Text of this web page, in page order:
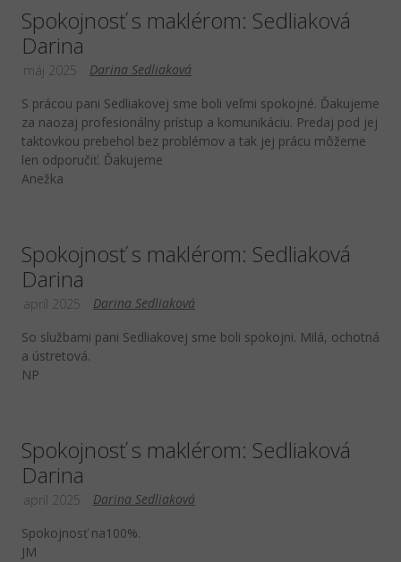
Spokojnosť s maklérom: Sedliaková
Darina
Darina Sedliaková
máj 2025
S prácou pani Sedliakovej sme boli veľmi spokojné. Ďakujeme
za naozaj profesionálny prístup a komunikáciu. Predaj pod jej
taktovkou prebehol bez problémov a tak jej prácu môžeme
len odporučiť. Ďakujeme
Anežka
Spokojnosť s maklérom: Sedliaková
Darina
Darina Sedliaková
apríl 2025
So službami pani Sedliakovej sme boli spokojni. Milá, ochotná
a ústretová.
NP
Spokojnosť s maklérom: Sedliaková
Darina
Darina Sedliaková
apríl 2025
Spokojnosť na100%.
JM